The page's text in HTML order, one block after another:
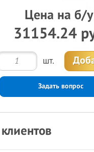
Цена на б/
31154.24
шт.
Задать вопрос